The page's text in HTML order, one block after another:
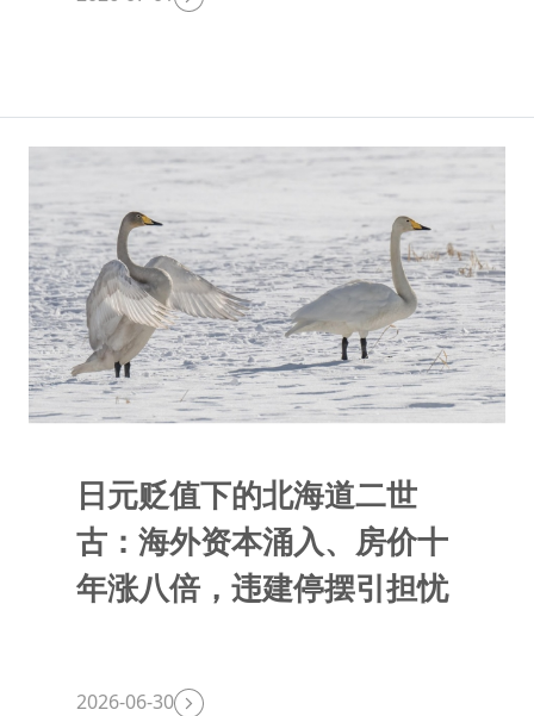
日元贬值下的北海道二世
古：海外资本涌入、房价十
年涨八倍，违建停摆引担忧
2026-06-30